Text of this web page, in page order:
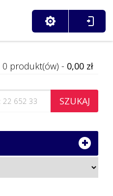
0 produkt(ów) - 0,00 zł
SZUKAJ